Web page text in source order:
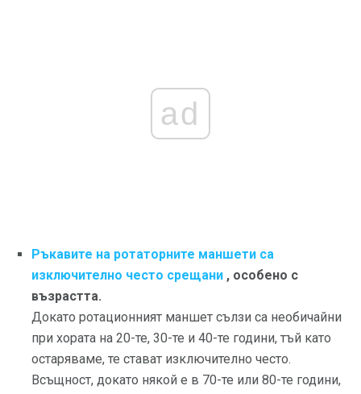
ad
Ръкавите на ротаторните маншети са
изключително често срещани , особено с
възрастта.
Докато ротационният маншет сълзи са необичайни
при хората на 20-те, 30-те и 40-те години, тъй като
остаряваме, те стават изключително често.
Всъщност, докато някой е в 70-те или 80-те години,